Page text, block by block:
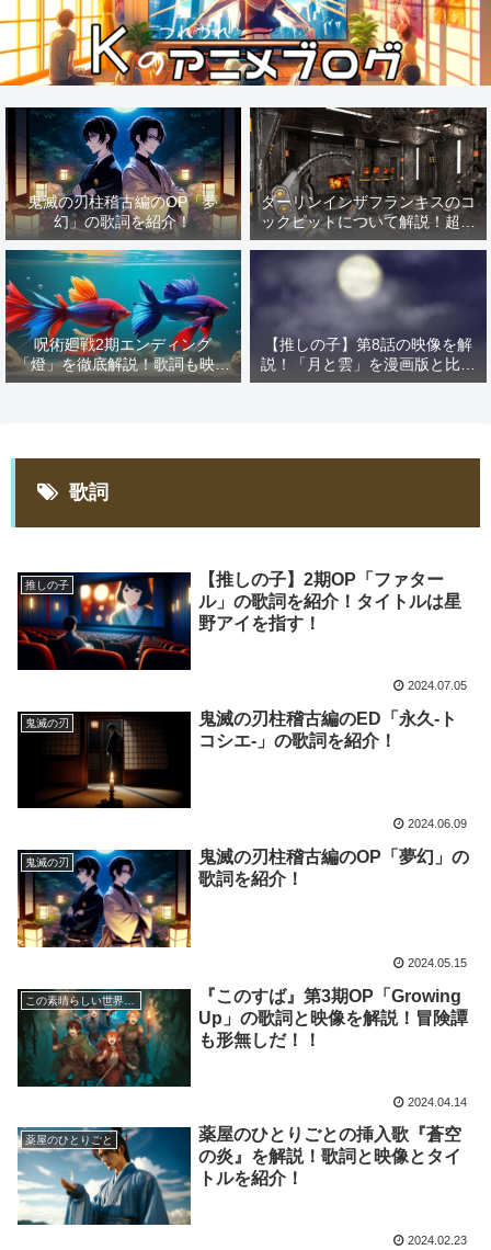
鬼滅の刃柱稽古編のOP「夢
幻」の歌詞を紹介！
ダーリンインザフランキスのコ
ックピットについて解説！超有
名な「あの作品」の影響を解
説！
呪術廻戦2期エンディング
「燈」を徹底解説！歌詞も映像
も解説しちゃいます！
【推しの子】第8話の映像を解
説！「月と雲」を漫画版と比較
すればMEMの憧れが見える！
歌詞
推しの子
【推しの子】2期OP「ファター
ル」の歌詞を紹介！タイトルは星
野アイを指す！
2024.07.05
鬼滅の刃
鬼滅の刃柱稽古編のED「永久-ト
コシエ-」の歌詞を紹介！
2024.06.09
鬼滅の刃
鬼滅の刃柱稽古編のOP「夢幻」の
歌詞を紹介！
2024.05.15
この素晴らしい世界に祝福を
『このすば』第3期OP「Growing
Up」の歌詞と映像を解説！冒険譚
も形無しだ！！
2024.04.14
薬屋のひとりごと
薬屋のひとりごとの挿入歌『蒼空
の炎』を解説！歌詞と映像とタイ
トルを紹介！
2024.02.23